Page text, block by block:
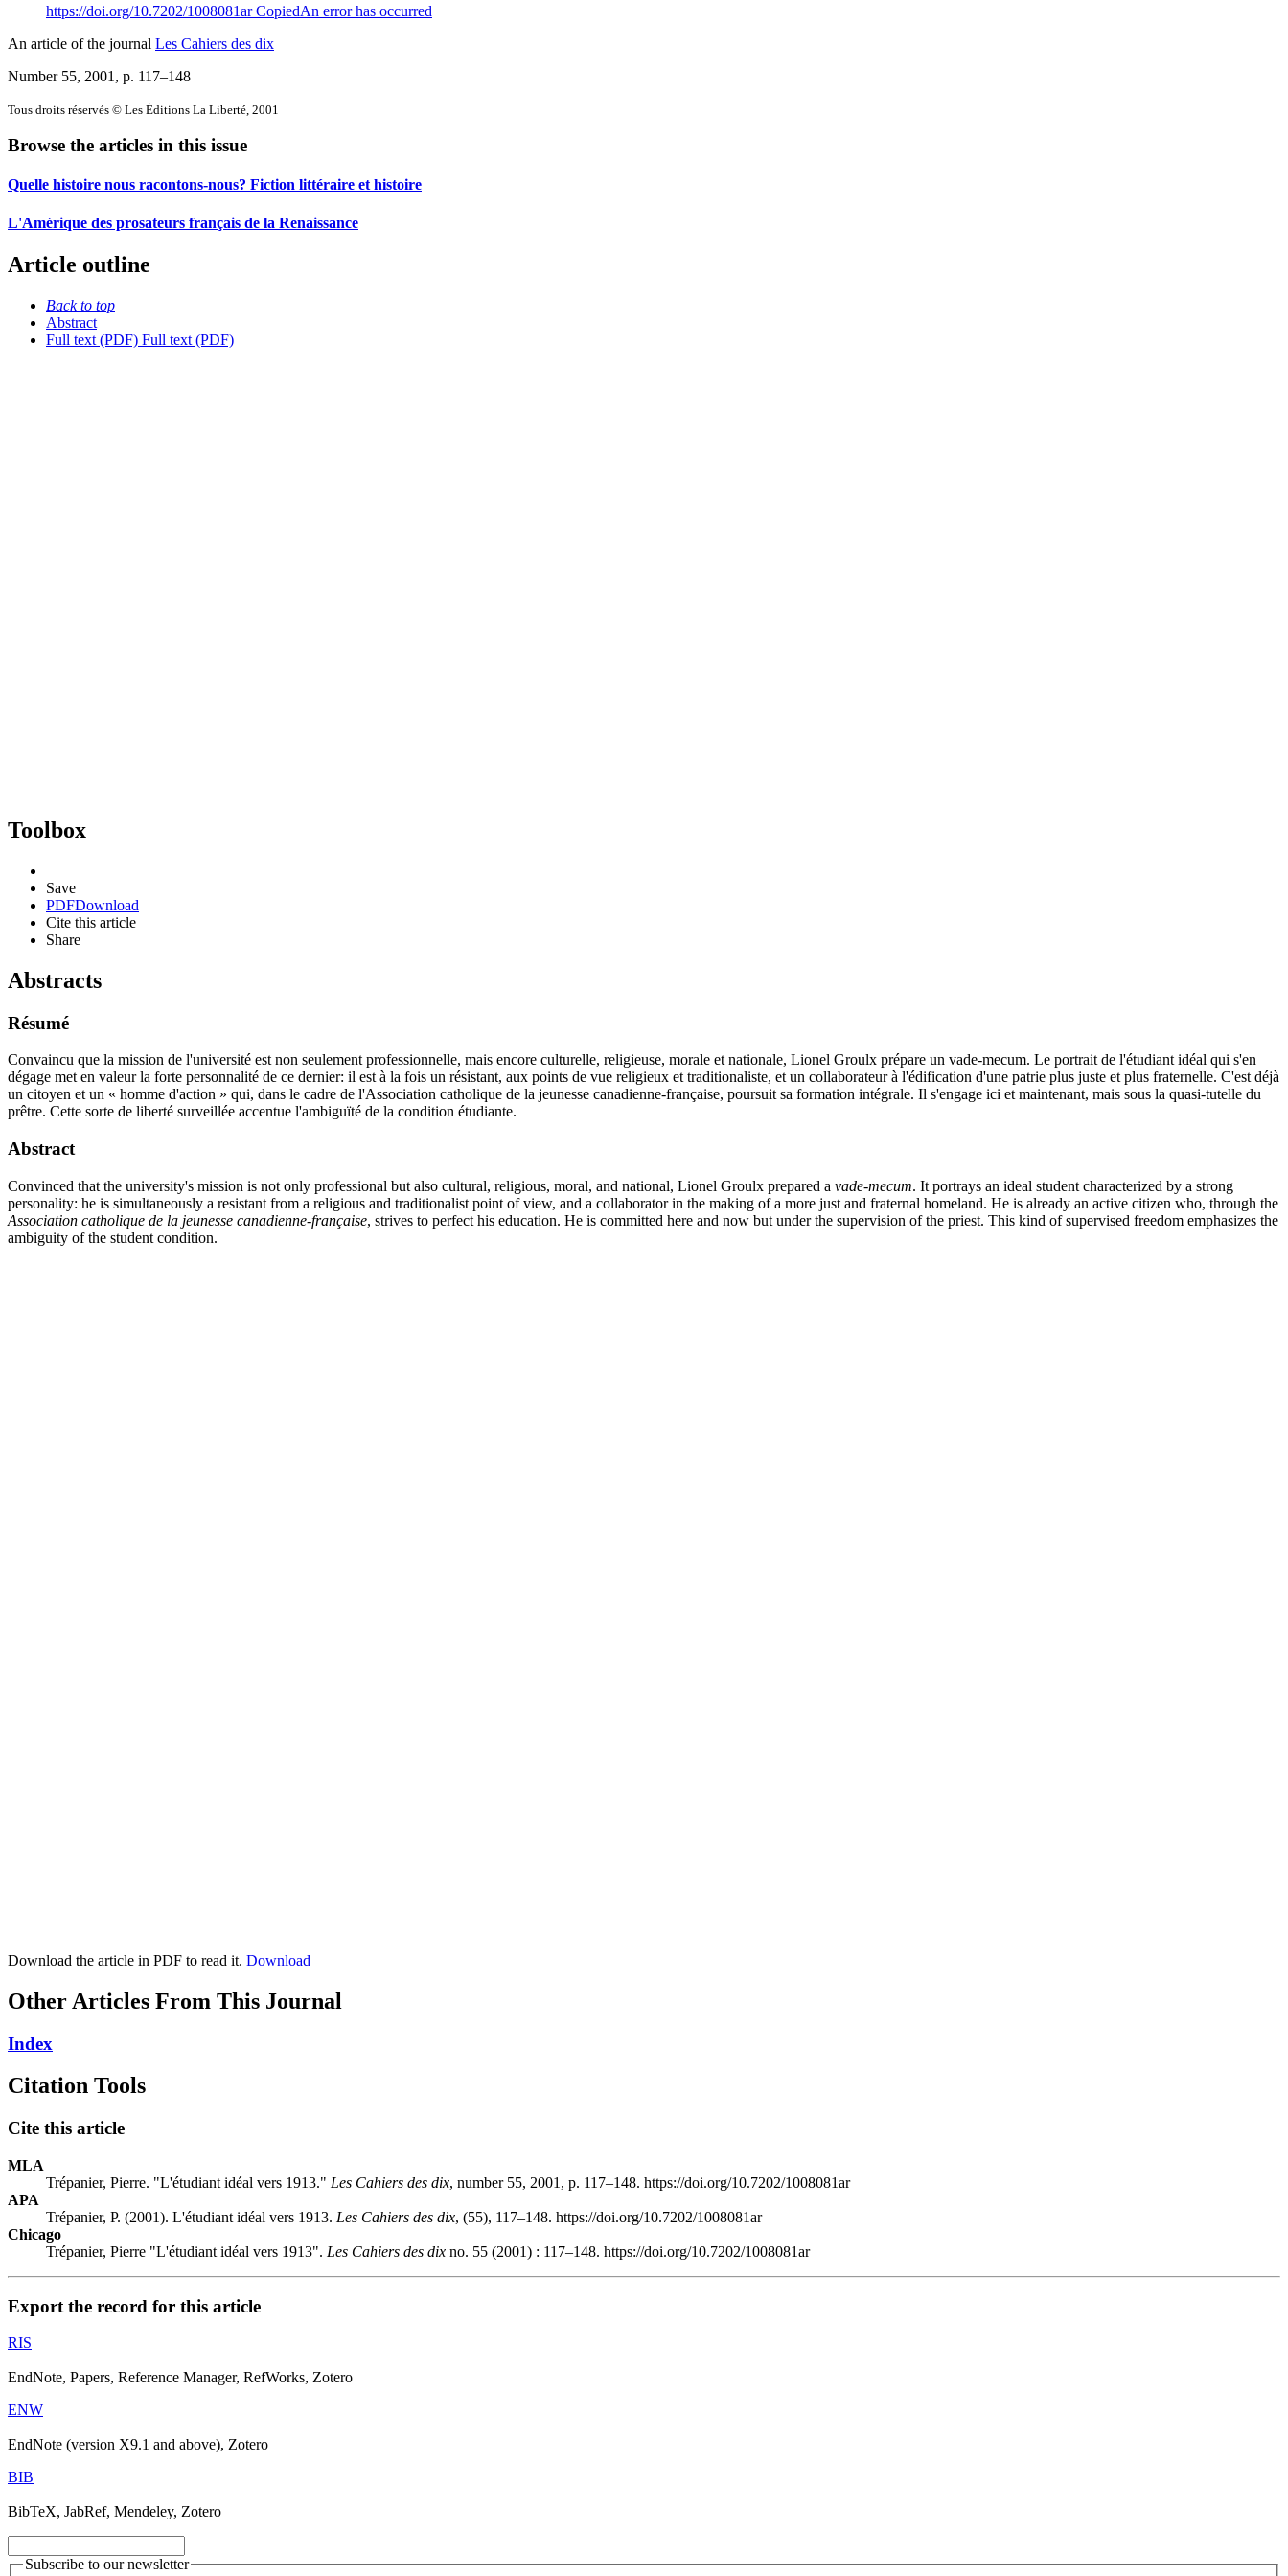
https://doi.org/10.7202/1008081arCopiedAn error has occurred
An article of the journal Les Cahiers des dix
Number 55, 2001 , p. 117–148
Tous droits réservés © Les Éditions La Liberté, 2001
Browse the articles in this issue
Quelle histoire nous racontons-nous? Fiction littéraire et histoire
L'Amérique des prosateurs français de la Renaissance
Article outline
Back to top
Abstract
Full text (PDF) Full text (PDF)
Toolbox
Save
PDFDownload
Cite this article
Share
Abstracts
Résumé
Convaincu que la mission de l'université est non seulement professionnelle, mais encore culturelle, religieuse, morale et nationale, Lionel Groulx prépare un vade-mecum. Le portrait de l'étudiant idéal qui s'en
dégage met en valeur la forte personnalité de ce dernier: il est à la fois un résistant, aux points de vue religieux et traditionaliste, et un collaborateur à l'édification d'une patrie plus juste et plus fraternelle. C'est déjà
un citoyen et un « homme d'action » qui, dans le cadre de l'Association catholique de la jeunesse canadienne-française, poursuit sa formation intégrale. Il s'engage ici et maintenant, mais sous la quasi-tutelle du
prêtre. Cette sorte de liberté surveillée accentue l'ambiguïté de la condition étudiante.
Abstract
Convinced that the university's mission is not only professional but also cultural, religious, moral, and national, Lionel Groulx prepared a vade-mecum. It portrays an ideal student characterized by a strong
personality: he is simultaneously a resistant from a religious and traditionalist point of view, and a collaborator in the making of a more just and fraternal homeland. He is already an active citizen who, through the
Association catholique de la jeunesse canadienne-française, strives to perfect his education. He is committed here and now but under the supervision of the priest. This kind of supervised freedom emphasizes the
ambiguity of the student condition.
Download the article in PDF to read it. Download
Other Articles From This Journal
Index
Citation Tools
Cite this article
MLA
Trépanier, Pierre. "L'étudiant idéal vers 1913." Les Cahiers des dix, number 55, 2001, p. 117–148. https://doi.org/10.7202/1008081ar
APA
Trépanier, P. (2001). L'étudiant idéal vers 1913. Les Cahiers des dix, (55), 117–148. https://doi.org/10.7202/1008081ar
Chicago
Trépanier, Pierre "L'étudiant idéal vers 1913". Les Cahiers des dix no. 55 (2001) : 117–148. https://doi.org/10.7202/1008081ar
Export the record for this article
RIS
EndNote, Papers, Reference Manager, RefWorks, Zotero
ENW
EndNote (version X9.1 and above), Zotero
BIB
BibTeX, JabRef, Mendeley, Zotero
Subscribe to our newsletter